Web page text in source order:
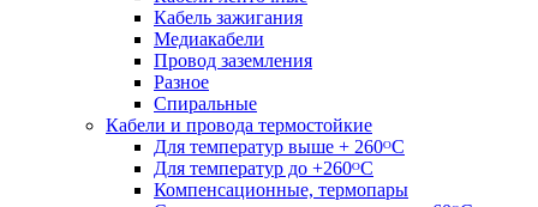
Кабель зажигания
Медиакабели
Провод заземления
Разное
Спиральные
Кабели и провода термостойкие
Для температур выше + 260ᴼС
Для температур до +260ᴼС
Компенсационные, термопары